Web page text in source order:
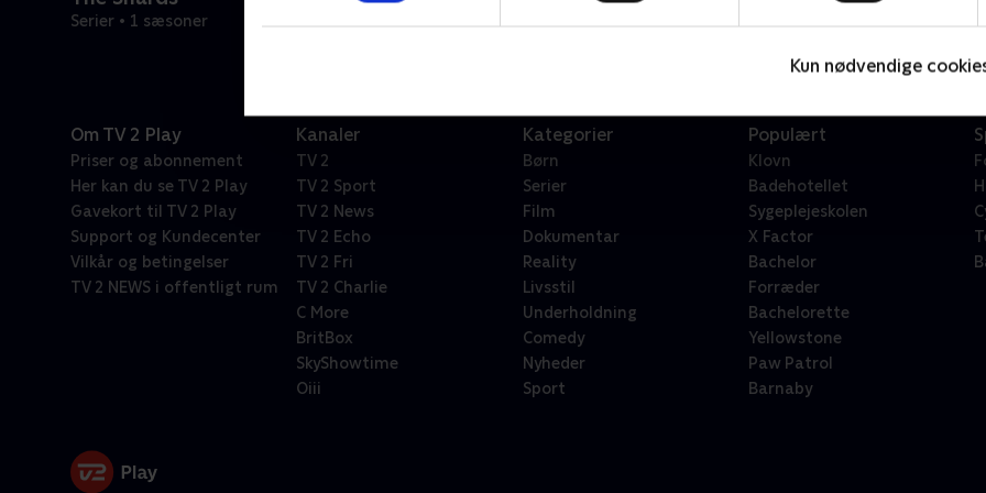
Kun nødvendige
Serier • 1 sæsoner
Om TV 2 Play
Priser og abonnement
Her kan du se TV 2 Play
Gavekort til TV 2 Play
Support og Kundecenter
Vilkår og betingelser
TV 2 NEWS i offentligt rum
Kanaler
TV 2
TV 2 Sport
TV 2 News
TV 2 Echo
TV 2 Fri
TV 2 Charlie
C More
BritBox
SkyShowtime
Oiii
Kategorier
Børn
Serier
Film
Dokumentar
Reality
Livsstil
Underholdning
Comedy
Nyheder
Sport
Populært
Klovn
Badehotellet
Sygeplejeskolen
X Factor
Bachelor
Forræder
Bachelorette
Yellowstone
Paw Patrol
Barnaby